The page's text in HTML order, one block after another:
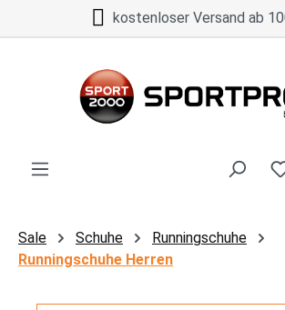
Zum Hauptinhalt springenkostenloser Versand ab
Sale Schuhe
Runningschuhe
Runningschuhe Herren